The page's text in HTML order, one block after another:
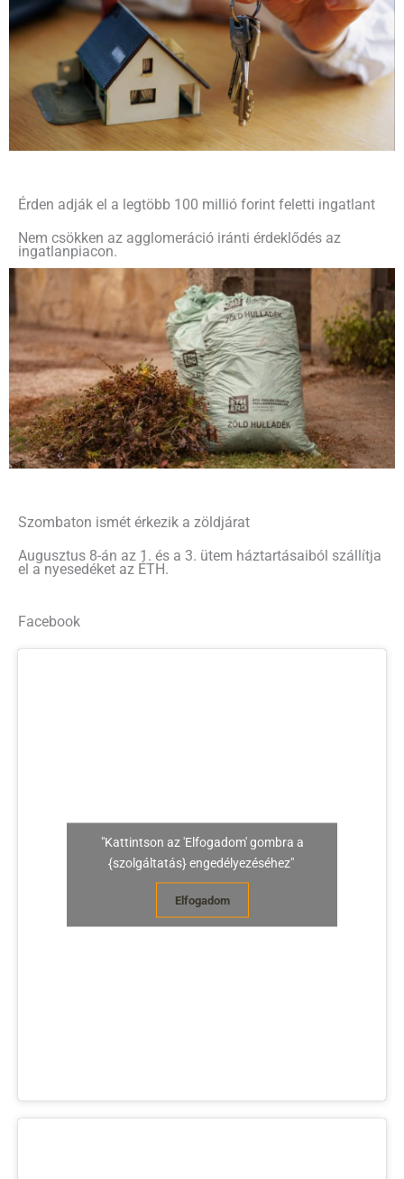
Érden adják el a legtöbb 100 millió forint feletti ingatlant
Nem csökken az agglomeráció iránti érdeklődés az
ingatlanpiacon.
Szombaton ismét érkezik a zöldjárat
Augusztus 8-án az 1. és a 3. ütem háztartásaiból szállítja
el a nyesedéket az ÉTH.
Facebook
"Kattintson az 'Elfogadom' gombra a
{szolgáltatás} engedélyezéséhez"
Elfogadom